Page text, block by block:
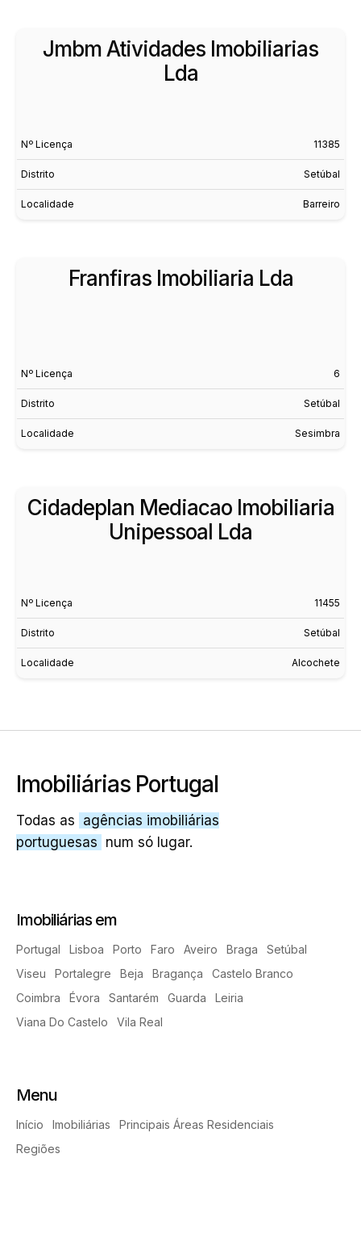
Jmbm Atividades Imobiliarias
Lda
Nº Licença 11385
Distrito Setúbal
Localidade Barreiro
Franfiras Imobiliaria Lda
Nº Licença 6
Distrito Setúbal
Localidade Sesimbra
Cidadeplan Mediacao Imobiliaria
Unipessoal Lda
Nº Licença 11455
Distrito Setúbal
Localidade Alcochete
Imobiliárias Portugal
Todas as agências imobiliárias
portuguesas num só lugar.
Imobiliárias em
Portugal Lisboa Porto Faro Aveiro Braga
Setúbal
Viseu
Portalegre Beja Bragança
Castelo Branco
Coimbra
Évora Santarém Guarda
Leiria
Viana Do Castelo
Vila Real
Menu
Início Imobiliárias
Principais Áreas Residenciais
Regiões